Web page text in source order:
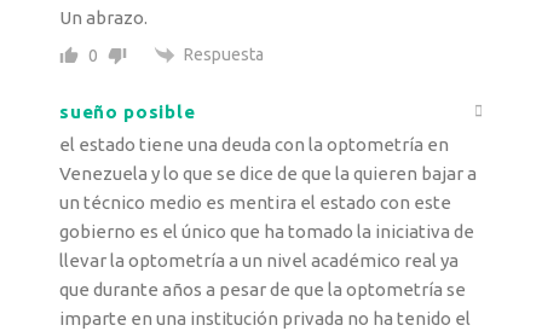
Un abrazo.
0 Respuesta
sueño posible
el estado tiene una deuda con la optometría en
Venezuela y lo que se dice de que la quieren bajar a
un técnico medio es mentira el estado con este
gobierno es el único que ha tomado la iniciativa de
llevar la optometría a un nivel académico real ya
que durante años a pesar de que la optometría se
imparte en una institución privada no ha tenido el